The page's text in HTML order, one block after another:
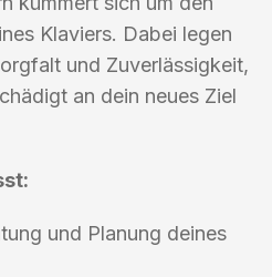
Klaviers. Dabei legen
und Zuverlässigkeit,
an dein neues Ziel
und Planung deines